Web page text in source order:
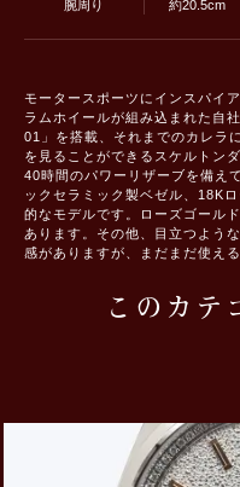
腕周り 約20.5cm
モータースポーツにインスパイ
ラムホイールが組み込まれた自
01」を搭載、それまでのカレラ
を見ることができるスケルトン
40時間のパワーリザーブを備え
ックセラミック製ベゼル、18K
的なモデルです。ローズゴール
あります。その他、目立つよう
感がありますが、まだまだ使え
このカテ